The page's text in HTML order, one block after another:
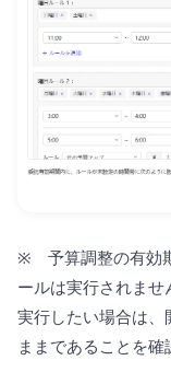
※ 予算調整の有効
ールは実行されま
実行したい場合は
ままであることを確